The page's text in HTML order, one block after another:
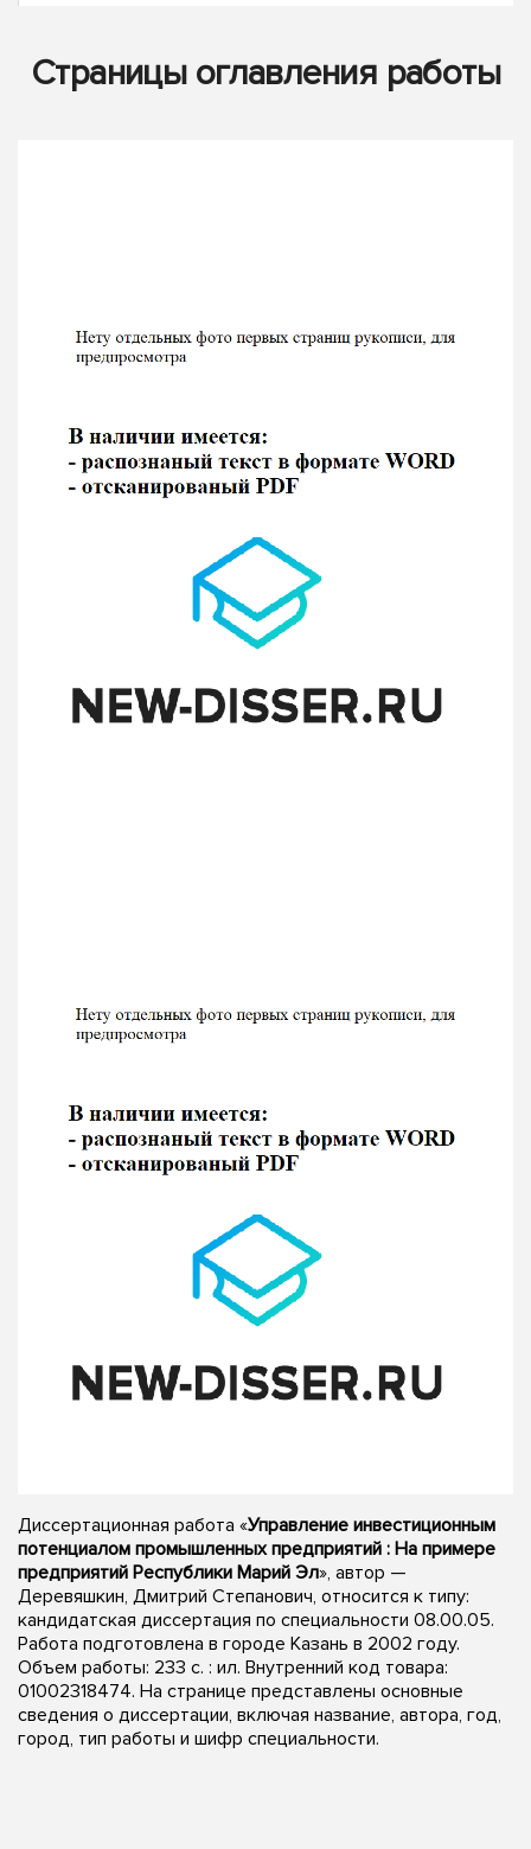
Страницы оглавления работы
Диссертационная работа «Управление инвестиционным
потенциалом промышленных предприятий : На примере
предприятий Республики Марий Эл», автор —
Деревяшкин, Дмитрий Степанович, относится к типу:
кандидатская диссертация по специальности 08.00.05.
Работа подготовлена в городе Казань в 2002 году.
Объем работы: 233 с. : ил. Внутренний код товара:
01002318474. На странице представлены основные
сведения о диссертации, включая название, автора, год,
город, тип работы и шифр специальности.